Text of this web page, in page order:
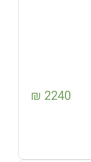
2240
₪